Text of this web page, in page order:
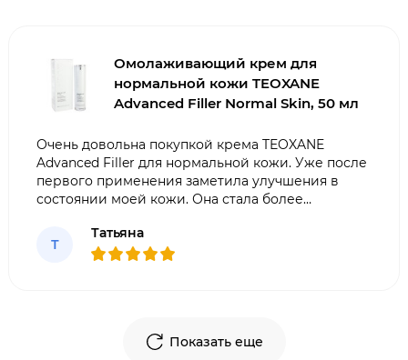
Омолаживающий крем для
нормальной кожи TEOXANE
Advanced Filler Normal Skin, 50 мл
Очень довольна покупкой крема TEOXANE
Advanced Filler для нормальной кожи. Уже после
первого применения заметила улучшения в
состоянии моей кожи. Она стала более
впитывается, не оставляет жирности.
Рекомендую всем, кто хочет сохранить
Т
Татьяна
Показать еще